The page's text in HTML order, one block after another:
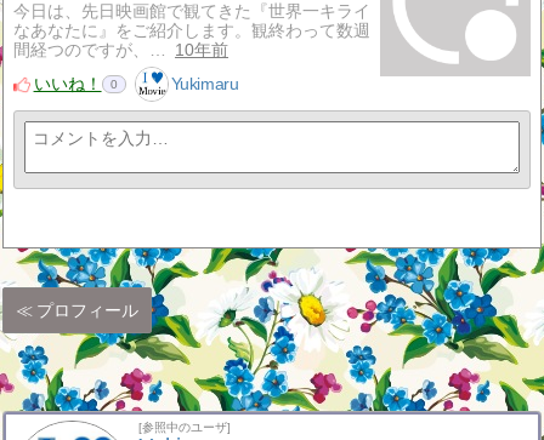
今日は、先日映画館で観てきた『世界一キライ
なあなたに』をご紹介します。観終わって数週
間経つのですが、…
10年前
いいね！
0 Yukimaru
プロフィール
[参照中のユーザ]